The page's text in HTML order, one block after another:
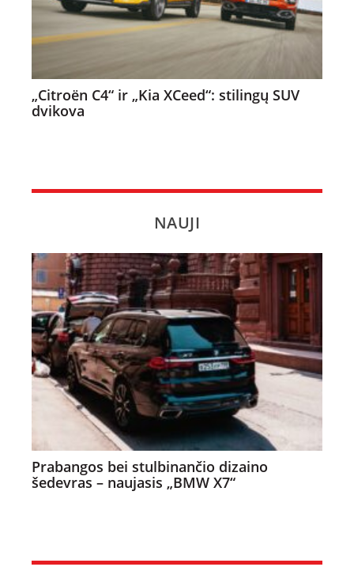
„Citroën C4“ ir „Kia XCeed“: stilingų SUV
dvikova
NAUJI
Prabangos bei stulbinančio dizaino
šedevras – naujasis „BMW X7“